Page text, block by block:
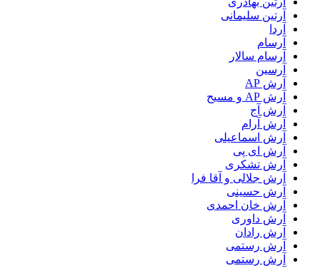
آرتین سلیمانی
آردا
آرسام
آرسام سالار
آرسین
آرش AP
آرش AP و مسیح
آرش آج
آرش آرام
آرش اسماعیلی
آرش ای پی
آرش تشکری
آرش جلالی و آقا فرا
آرش حسینی
آرش خان احمدی
آرش داوری
آرش رادان
آرش رستمى
آرش رستمی